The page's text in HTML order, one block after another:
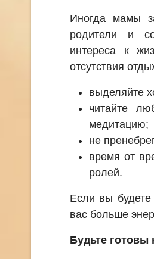
Иногда мамы
родители и
интереса к
отсутствия
выделяйте
читайте
медитацию;
не
время от
ролей.
Если вы будете
вас больше
Будьте готовы